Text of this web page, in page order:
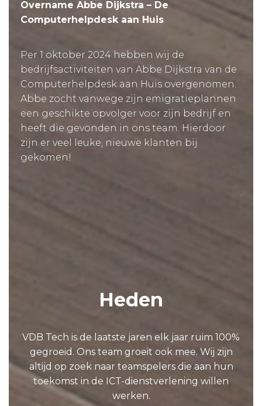
Overname Abbe Dijkstra – De
Computerhelpdesk aan Huis
Per 1 oktober 2024 hebben wij de
bedrijfsactiviteiten van Abbe Dijkstra van de
Computerhelpdesk aan Huis overgenomen.
Abbe zocht vanwege zijn emigratieplannen
een geschikte opvolger voor zijn bedrijf en
heeft die gevonden in ons team. Hierdoor
zijn er veel leuke, nieuwe klanten bij
gekomen!
.
Heden
VDB Tech is de laatste jaren elk jaar ruim 100%
gegroeid. Ons team groeit ook mee. Wij zijn
altijd op zoek naar teamspelers die aan hun
toekomst in de ICT-dienstverlening willen
werken.